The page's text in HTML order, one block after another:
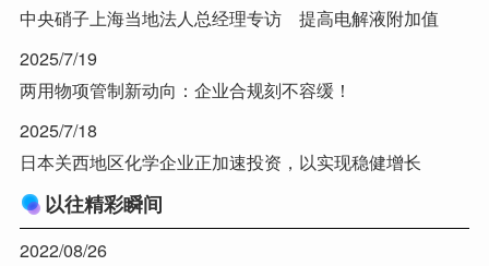
中央硝子上海当地法人总经理专访 提高电解液附加值
2025/7/19
两用物项管制新动向：企业合规刻不容缓！
2025/7/18
日本关西地区化学企业正加速投资，以实现稳健增长
以往精彩瞬间
2022/08/26